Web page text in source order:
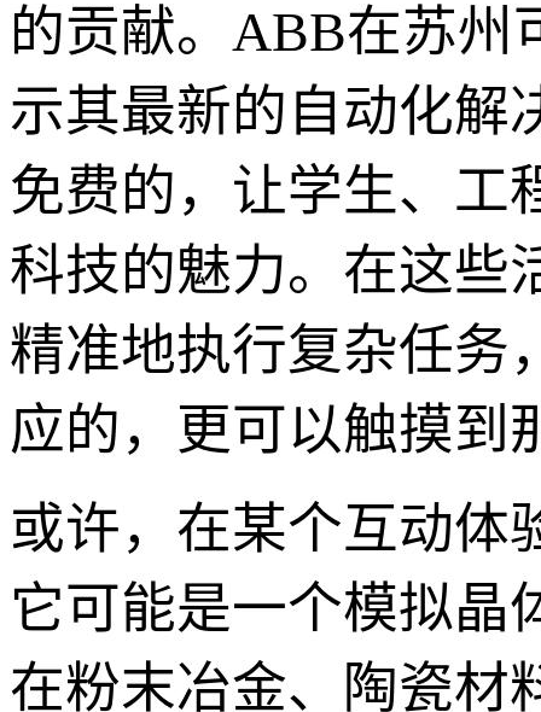
的贡献。ABB在苏州
示其最新的自动化解
免费的，让学生、工
科技的魅力。在这些
精准地执行复杂任务
应的，更可以触摸到
或许，在某个互动体
它可能是一个模拟晶
在粉末冶金、陶瓷材